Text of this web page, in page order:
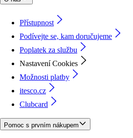
Přístupnost
Podívejte se, kam doručujeme
Poplatek za službu
Nastavení Cookies
Možnosti platby
itesco.cz
Clubcard
Pomoc s prvním nákupem